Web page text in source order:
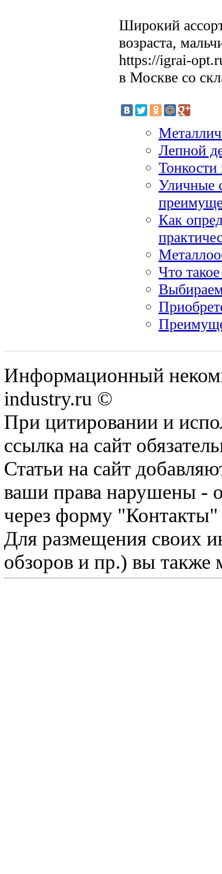
Широкий
возраста,
https://igrai-
в Москве со
Лепной
Тонкости
Уличные
Как
Что
Информационный
industry.ru ©
При цитировании и
ссылка на сайт
Статьи на сайт
ваши права нарушены -
через форму "Контакты"
Для размещения своих
обзоров и пр.) вы также